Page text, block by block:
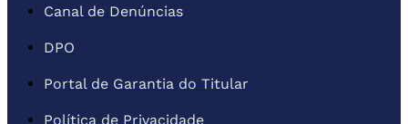
Canal de Denúncias
DPO
Portal de Garantia do Titular
Política de Privacidade